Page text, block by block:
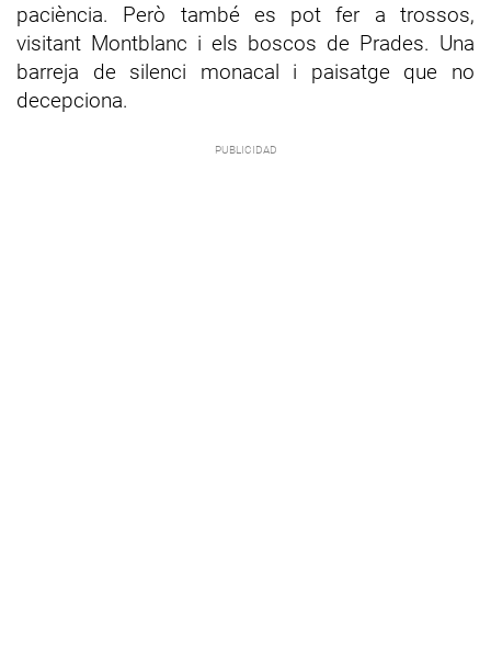
paciència. Però també es pot fer a trossos,
visitant Montblanc i els boscos de Prades. Una
barreja de silenci monacal i paisatge que no
decepciona.